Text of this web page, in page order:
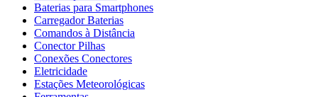
Baterias para Smartphones
Carregador Baterias
Comandos à Distância
Conector Pilhas
Conexões Conectores
Eletricidade
Estações Meteorológicas